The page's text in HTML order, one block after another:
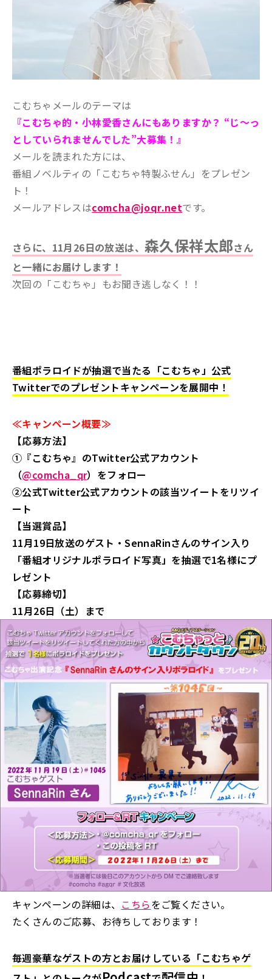
こむちゃメールのテーマは
『こむちゃ的・小林愛香さんにもありますか？ “じ～っ
としていられませんでした”大募集！ 』
メールを読まれた方には、
番組ノベルティの「こむちゃ特製ふせん」をプレゼン
ト！
メールアドレスはcomcha@joqr.netです。
さらに、11月26日の放送は、 森久保祥太郎さん
と一緒にお届けします！
次回の「こむちゃ」もお聞き逃しなく！！
番組ポラロイドが抽選で当たる「こむちゃ」公式
Twitterでのプレゼントキャンペーンを展開中！
≪キャンペーン概要≫
【応募方法】
①『こむちゃ』のTwitter公式アカウント
（@comcha_qr）をフォロー
②公式Twitter公式アカウントの該当ツイートをリツイ
ート
【当選賞品】
11月19日放送のゲスト・SennaRinさんのサイン入り
「番組オリジナルポラロイド写真」を抽選で1名様にプ
レゼント
【応募締切】
11月26日（土）まで
キャンペーンの詳細は、 こちらをご覧ください。
たくさんのご応募、お待ちしております！
毎週豪華なゲストの方とお届けしている「こむちゃゲ